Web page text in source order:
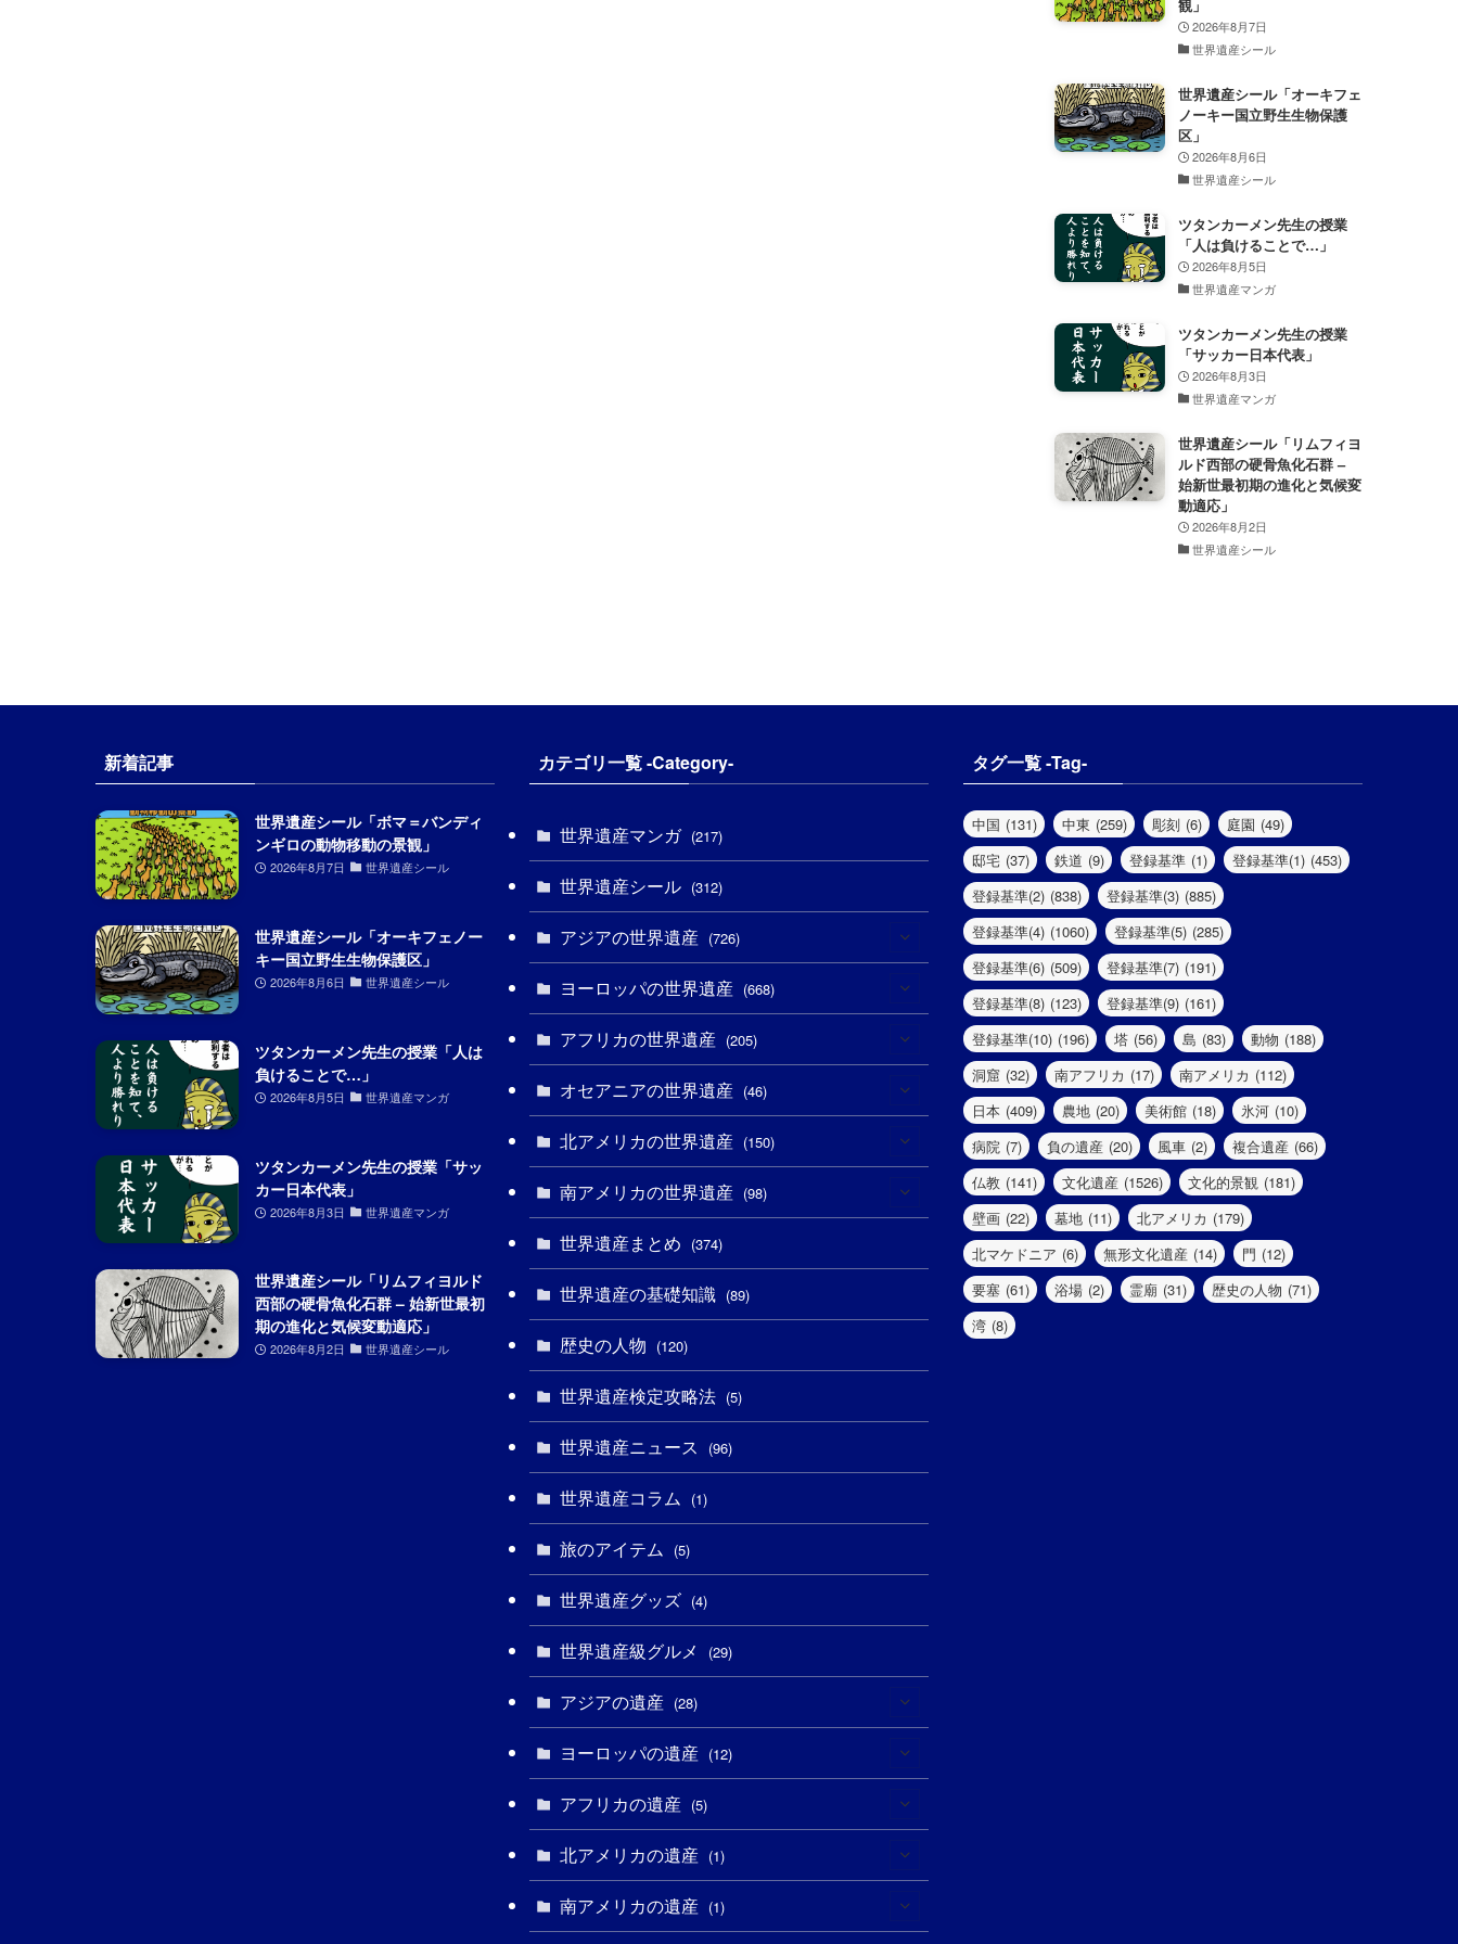
観」
2026年8月7日
世界遺産シール
世界遺産シール「オーキフェ
ノーキー国立野生生物保護
区」
2026年8月6日
世界遺産シール
ツタンカーメン先生の授業
「人は負けることで…」
2026年8月5日
世界遺産マンガ
ツタンカーメン先生の授業
「サッカー日本代表」
2026年8月3日
世界遺産マンガ
世界遺産シール「リムフィヨ
ルド西部の硬骨魚化石群 –
始新世最初期の進化と気候変
動適応」
2026年8月2日
世界遺産シール
新着記事
世界遺産シール「ボマ＝バンディ
ンギロの動物移動の景観」
2026年8月7日 世界遺産シール
世界遺産シール「オーキフェノー
キー国立野生生物保護区」
2026年8月6日 世界遺産シール
ツタンカーメン先生の授業「人は
負けることで…」
2026年8月5日 世界遺産マンガ
ツタンカーメン先生の授業「サッ
カー日本代表」
2026年8月3日 世界遺産マンガ
世界遺産シール「リムフィヨルド
西部の硬骨魚化石群 – 始新世最初
期の進化と気候変動適応」
2026年8月2日 世界遺産シール
カテゴリ一覧 -Category-
世界遺産マンガ (217)
世界遺産シール (312)
アジアの世界遺産 (726)
(6)
(3)
(10)
(10)
(32)
(49)
(5)
(6)
(14)
(18)
(3)
(7)
ヨーロッパの世界遺産 (668)
(4)
(3)
(6)
(1)
(43)
(109)
(4)
(20)
(13)
(3)
(13)
(2)
(5)
(16)
(62)
アフリカの世界遺産 (205)
(8)
(1)
(32)
(13)
(2)
(2)
(2)
(2)
(1)
(9)
(5)
(2)
(2)
オセアニアの世界遺産 (46)
(25)
(6)
(1)
(1)
(1)
(1)
北アメリカの世界遺産 (150)
(31)
(27)
(10)
(5)
(1)
(1)
(7)
(2)
南アメリカの世界遺産 (98)
(4)
(9)
(3)
(8)
(27)
(5)
(19)
(8)
世界遺産まとめ (374)
世界遺産の基礎知識 (89)
歴史の人物 (120)
世界遺産検定攻略法 (5)
世界遺産ニュース (96)
世界遺産コラム (1)
旅のアイテム (5)
世界遺産グッズ (4)
世界遺産級グルメ (29)
アジアの遺産 (28)
(1)
(1)
ヨーロッパの遺産 (12)
(2)
(1)
(1)
アフリカの遺産 (5)
(3)
北アメリカの遺産 (1)
(1)
南アメリカの遺産 (1)
タグ一覧 -Tag-
中国 (131) 中東 (259) 彫刻 (6) 庭園 (49)
邸宅 (37) 鉄道 (9) 登録基準 (1) 登録基準(1) (453)
登録基準(2) (838) 登録基準(3) (885)
登録基準(4) (1060) 登録基準(5) (285)
登録基準(6) (509) 登録基準(7) (191)
登録基準(8) (123) 登録基準(9) (161)
登録基準(10) (196) 塔 (56) 島 (83) 動物 (188)
洞窟 (32) 南アフリカ (17) 南アメリカ (112)
日本 (409) 農地 (20) 美術館 (18) 氷河 (10)
病院 (7) 負の遺産 (20) 風車 (2) 複合遺産 (66)
仏教 (141) 文化遺産 (1526) 文化的景観 (181)
壁画 (22) 墓地 (11) 北アメリカ (179)
北マケドニア (6) 無形文化遺産 (14) 門 (12)
要塞 (61) 浴場 (2) 霊廟 (31) 歴史の人物 (71)
湾 (8)